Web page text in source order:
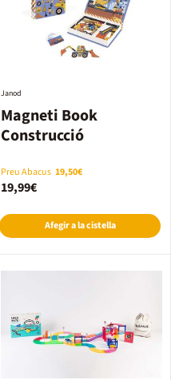
Magneti Book
Construcció
Janod
Preu Abacus 19,50€
19,99€
Afegir a la cistella